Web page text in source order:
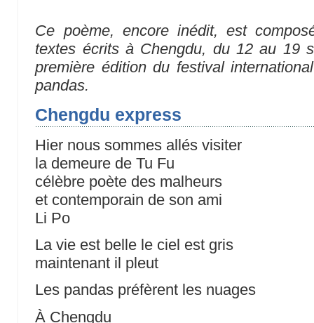
Ce poème, encore inédit, est
textes écrits à Chengdu, du 12 au 19
première édition du festival
pandas.
Chengdu express
Hier nous sommes allés visiter
la demeure de Tu Fu
célèbre poète des malheurs
et contemporain de son ami
Li Po
La vie est belle le ciel est gris
maintenant il pleut
Les pandas préfèrent les nuages
À Chengdu